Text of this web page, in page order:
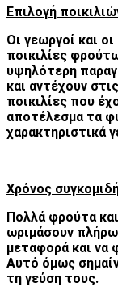
Επιλογή
Οι γεωργοί και
ποικιλίες
υψηλότερη
και αντέχουν
ποικιλίες που
αποτέλεσμα τα
χαρακτηριστικά
Χρόνος
Πολλά φρούτα
ωριμάσουν
μεταφορά και να
Αυτό όμως
τη γεύση τους.